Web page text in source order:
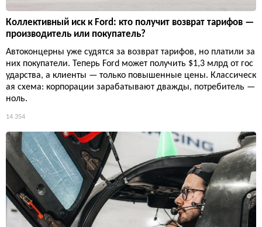
Коллективный иск к Ford: кто получит возврат тарифов —
производитель или покупатель?
Автоконцерны уже судятся за возврат тарифов, но платили за
них покупатели. Теперь Ford может получить $1,3 млрд от гос
ударства, а клиенты — только повышенные цены. Классическ
ая схема: корпорации зарабатывают дважды, потребитель —
ноль.
14 354